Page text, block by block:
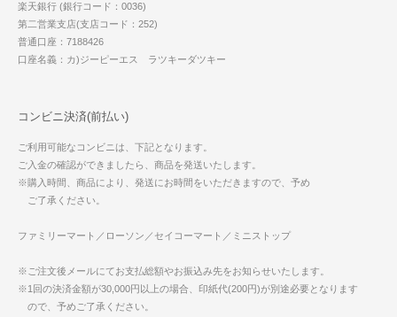
楽天銀行 (銀行コード：0036)
第二営業支店(支店コード：252)
普通口座：7188426
口座名義：カ)ジーピーエス ラツキーダツキー
コンビニ決済(前払い)
ご利用可能なコンビニは、下記となります。
ご入金の確認ができましたら、商品を発送いたします。
※購入時間、商品により、発送にお時間をいただきますので、予め
ご了承ください。
ファミリーマート／ローソン／セイコーマート／ミニストップ
※ご注文後メールにてお支払総額やお振込み先をお知らせいたします。
※1回の決済金額が30,000円以上の場合、印紙代(200円)が別途必要となります
ので、予めご了承ください。